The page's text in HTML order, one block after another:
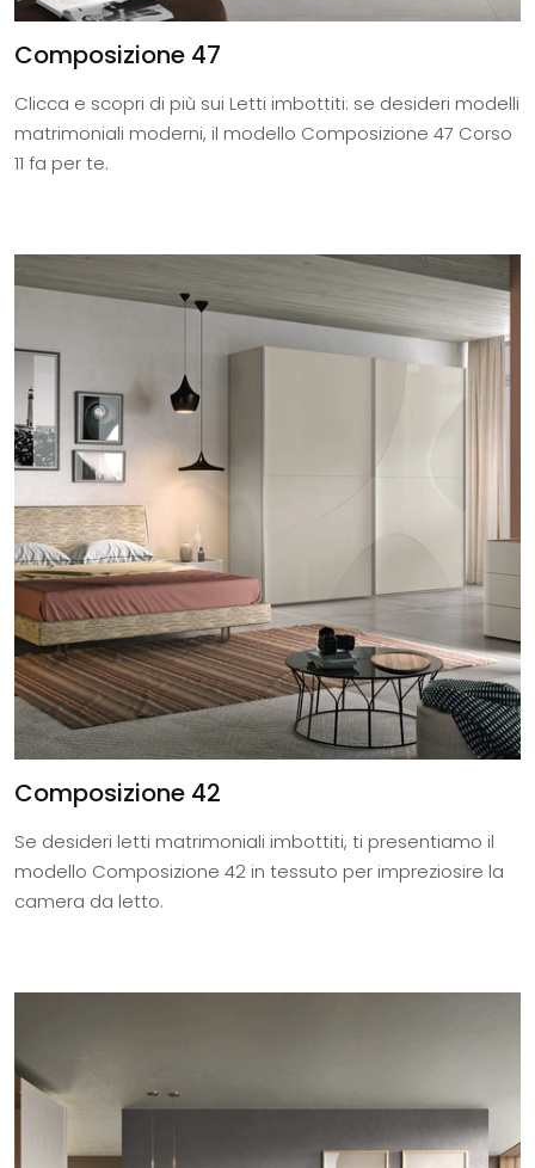
Composizione 47
Clicca e scopri di più sui Letti imbottiti: se desideri modelli
matrimoniali moderni, il modello Composizione 47 Corso
11 fa per te.
Composizione 42
Se desideri letti matrimoniali imbottiti, ti presentiamo il
modello Composizione 42 in tessuto per impreziosire la
camera da letto.